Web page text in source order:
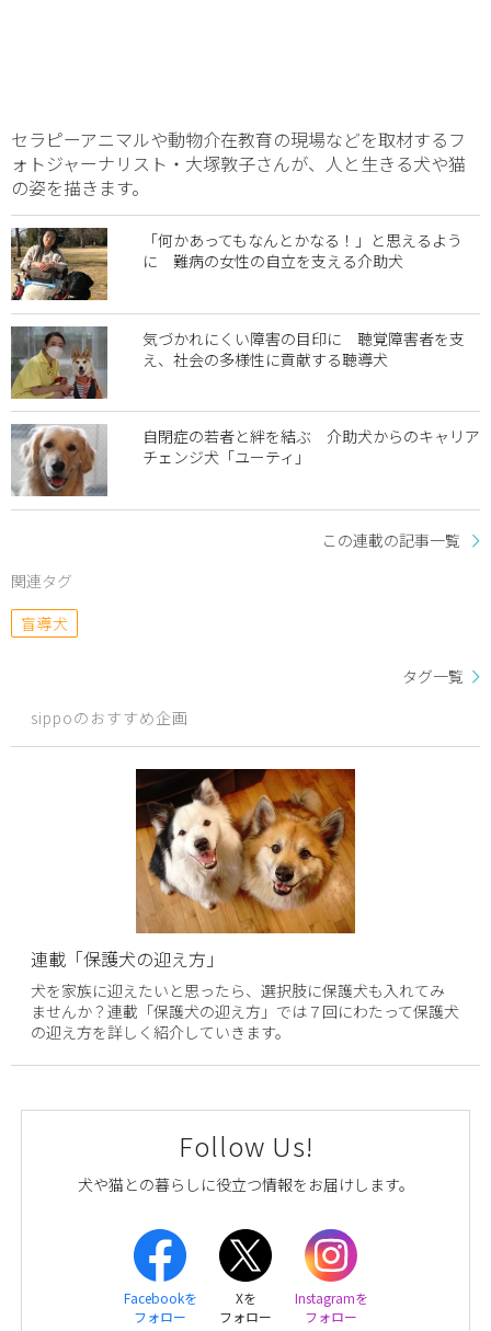
セラピーアニマルや動物介在教育の現場などを取材するフ
ォトジャーナリスト・大塚敦子さんが、人と生きる犬や猫
の姿を描きます。
「何かあってもなんとかなる！」と思えるよう
に 難病の女性の自立を支える介助犬
気づかれにくい障害の目印に 聴覚障害者を支
え、社会の多様性に貢献する聴導犬
自閉症の若者と絆を結ぶ 介助犬からのキャリア
チェンジ犬「ユーティ」
この連載の記事一覧
関連タグ
盲導犬
タグ一覧
sippoのおすすめ企画
連載「保護犬の迎え方」
犬を家族に迎えたいと思ったら、選択肢に保護犬も入れてみ
ませんか？連載「保護犬の迎え方」では７回にわたって保護犬
の迎え方を詳しく紹介していきます。
Follow Us!
犬や猫との暮らしに役立つ情報をお届けします。
Facebookを
フォロー
Xを
フォロー
Instagramを
フォロー